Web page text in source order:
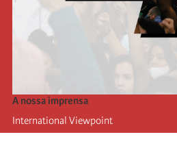
A nossa imprensa
International Viewpoint